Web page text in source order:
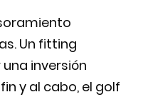
Un fitting
inversión
y al cabo, el golf